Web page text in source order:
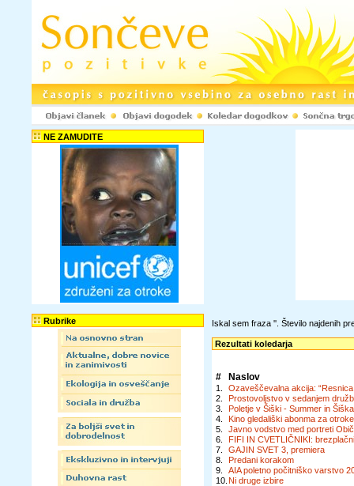
NE ZAMUDITE
Rubrike Iskal sem fraza ''. Število najdenih
Rezultati koledarja
# Naslov
1.
Ozaveščevalna akcija:
2.
Prostovoljstvo v sedanjem
3.
Poletje v Šiški - Summer in
4.
Kino gledališki abonma za
5.
Javno vodstvo med portreti
6.
FIFI IN CVETLIČNIKI:
7.
GAJIN SVET 3, premiera
8.
Predani korakom
9.
AIA poletno počitniško varstvo
10. Ni druge izbire